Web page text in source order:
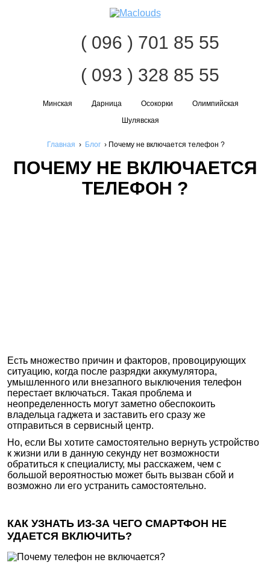
( 096 ) 701 85 55
( 093 ) 328 85 55
Минская Дарница Осокорки
Олимпийская
Шулявская
Главная › Блог › Почему не включается телефон ?
ПОЧЕМУ НЕ ВКЛЮЧАЕТСЯ
ТЕЛЕФОН ?
Есть множество причин и факторов, провоцирующих
ситуацию, когда после разрядки аккумулятора,
умышленного или внезапного выключения телефон
перестает включаться. Такая проблема и
неопределенность могут заметно обеспокоить
владельца гаджета и заставить его сразу же
отправиться в сервисный центр.
Но, если Вы хотите самостоятельно вернуть устройство
к жизни или в данную секунду нет возможности
обратиться к специалисту, мы расскажем, чем с
большой вероятностью может быть вызван сбой и
возможно ли его устранить самостоятельно.
КАК УЗНАТЬ ИЗ-ЗА ЧЕГО СМАРТФОН НЕ
УДАЕТСЯ ВКЛЮЧИТЬ?